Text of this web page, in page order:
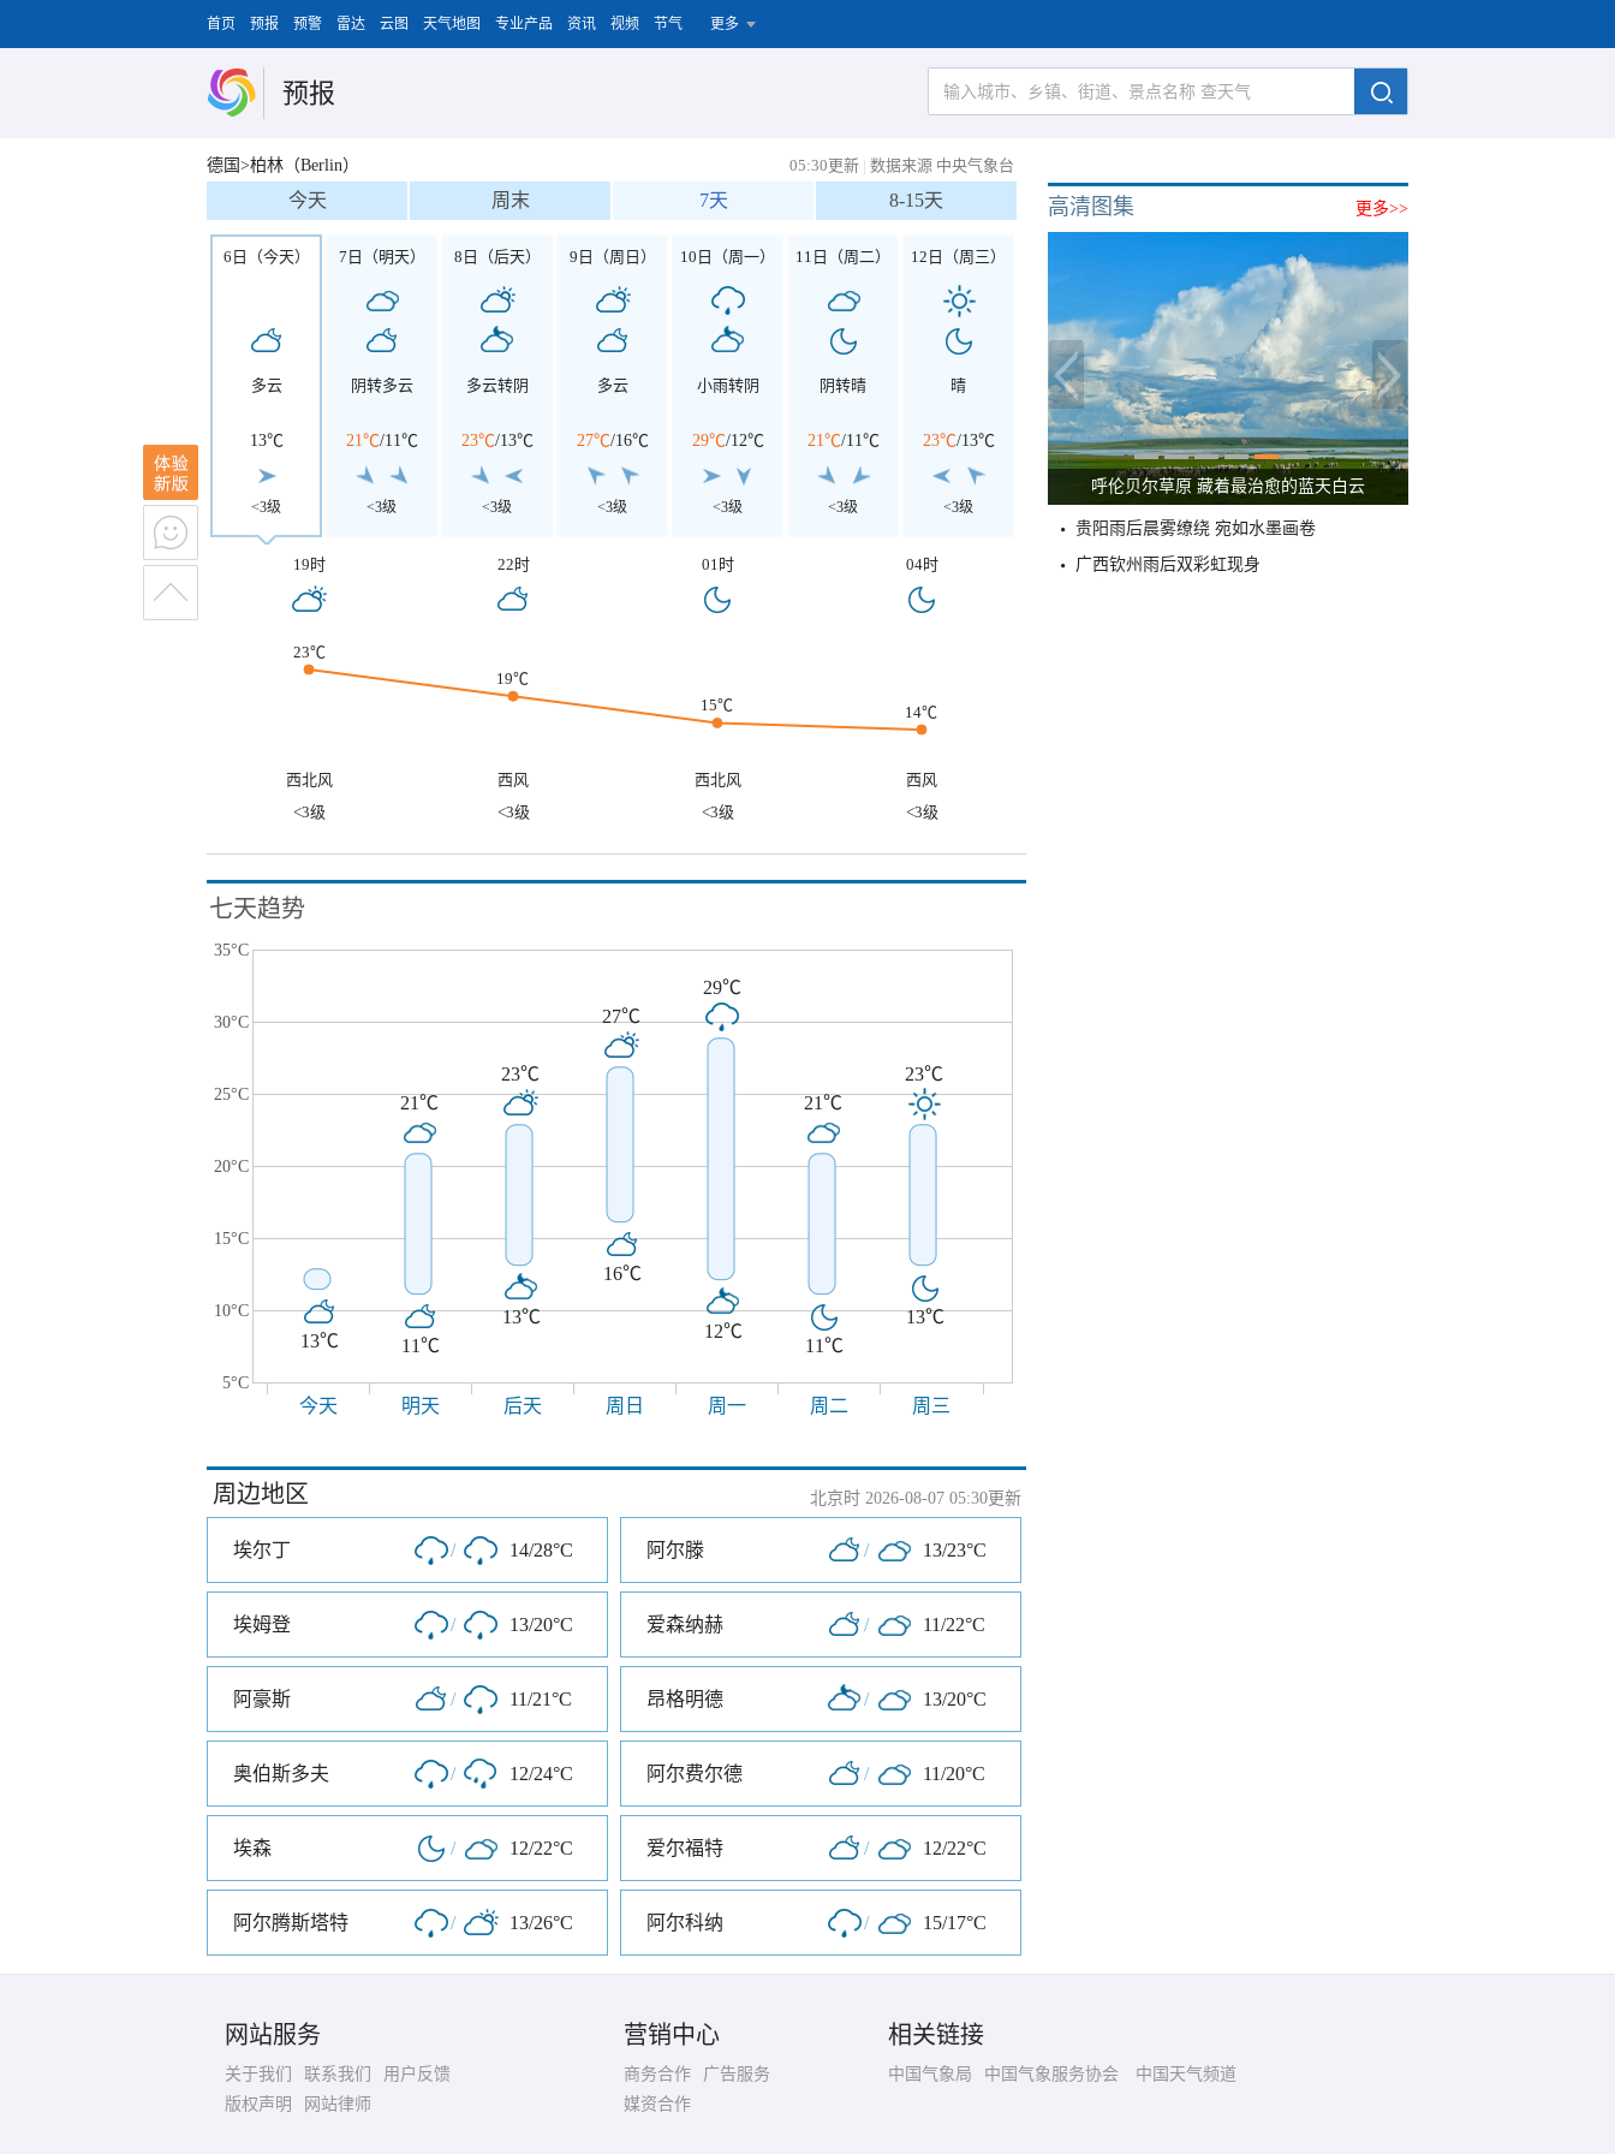
首页 预报 预警 雷达 云图 天气地图 专业产品 资讯 视频 节气 更多
预报
德国>柏林（Berlin） 05:30更新 | 数据来源 中央气象台
今天 周末 7天 8-15天
6日（今天）
多云
13℃
<3级
7日（明天）
阴转多云
21℃/11℃
<3级
8日（后天）
多云转阴
23℃/13℃
<3级
9日（周日）
多云
27℃/16℃
<3级
10日（周一）
小雨转阴
29℃/12℃
<3级
11日（周二）
阴转晴
21℃/11℃
<3级
12日（周三）
晴
23℃/13℃
<3级
19时 22时 01时 04时
23℃
19℃
15℃
14℃
西北风 西风 西北风
西风
<3级
<3级 <3级 <3级
七天趋势
35°C
30°C
25°C
20°C
15°C
10°C
5°C
13℃
21℃
11℃
23℃
13℃
27℃
16℃
29℃
12℃
21℃
11℃
23℃
13℃
今天 明天 后天 周日 周一 周二 周三
周边地区 北京时 2026-08-07 05:30更新
埃尔丁 / 14/28°C 阿尔滕 / 13/23°C
埃姆登 / 13/20°C 爱森纳赫 / 11/22°C
阿豪斯 / 11/21°C 昂格明德 / 13/20°C
奥伯斯多夫 / 12/24°C 阿尔费尔德 / 11/20°C
埃森 / 12/22°C 爱尔福特 / 12/22°C
阿尔腾斯塔特 / 13/26°C 阿尔科纳 / 15/17°C
更多>>
高清图集
呼伦贝尔草原 藏着最治愈的蓝天白云
贵阳雨后晨雾缭绕 宛如水墨画卷
广西钦州雨后双彩虹现身
网站服务
关于我们 联系我们
用户反馈
版权声明
网站律师
营销中心
商务合作
广告服务
媒资合作
相关链接
中国气象局 中国气象服务协会 中国天气频道